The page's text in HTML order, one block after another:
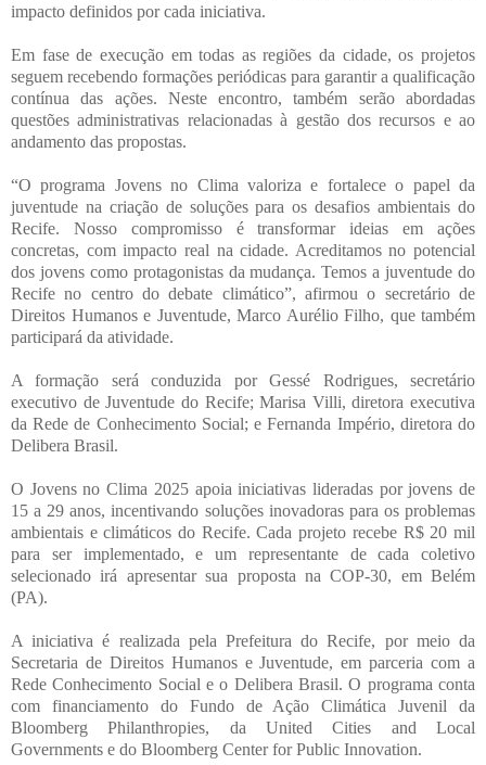
impacto definidos por cada iniciativa.
Em fase de execução em todas as regiões da cidade, os projetos
seguem recebendo formações periódicas para garantir a qualificação
contínua das ações. Neste encontro, também serão abordadas
questões administrativas relacionadas à gestão dos recursos e ao
andamento das propostas.
“O programa Jovens no Clima valoriza e fortalece o papel da
juventude na criação de soluções para os desafios ambientais do
Recife. Nosso compromisso é transformar ideias em ações
concretas, com impacto real na cidade. Acreditamos no potencial
dos jovens como protagonistas da mudança. Temos a juventude do
Recife no centro do debate climático”, afirmou o secretário de
Direitos Humanos e Juventude, Marco Aurélio Filho, que também
participará da atividade.
A formação será conduzida por Gessé Rodrigues, secretário
executivo de Juventude do Recife; Marisa Villi, diretora executiva
da Rede de Conhecimento Social; e Fernanda Império, diretora do
Delibera Brasil.
O Jovens no Clima 2025 apoia iniciativas lideradas por jovens de
15 a 29 anos, incentivando soluções inovadoras para os problemas
ambientais e climáticos do Recife. Cada projeto recebe R$ 20 mil
para ser implementado, e um representante de cada coletivo
selecionado irá apresentar sua proposta na COP-30, em Belém
(PA).
A iniciativa é realizada pela Prefeitura do Recife, por meio da
Secretaria de Direitos Humanos e Juventude, em parceria com a
Rede Conhecimento Social e o Delibera Brasil. O programa conta
com financiamento do Fundo de Ação Climática Juvenil da
Bloomberg Philanthropies, da United Cities and Local
Governments e do Bloomberg Center for Public Innovation.